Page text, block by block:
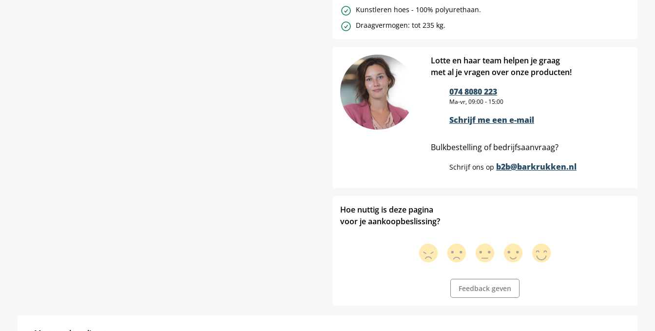
Kunstleren hoes - 100% polyurethaan.
Draagvermogen: tot 235 kg.
Lotte en haar team helpen je graag
met al je vragen over onze producten!
074 8080 223
Ma-vr, 09:00 - 15:00
Schrijf me een e-mail
Bulkbestelling of bedrijfsaanvraag?
Schrijf ons op b2b@barkrukken.nl
Hoe nuttig is deze pagina
voor je aankoopbeslissing?
Feedback geven